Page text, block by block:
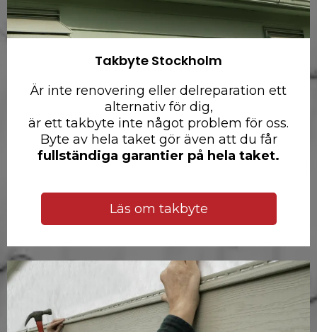
Takbyte Stockholm
Är inte renovering eller delreparation ett
alternativ för dig,
är ett takbyte inte något problem för oss.
Byte av hela taket gör även att du får
fullständiga garantier på hela taket.
Läs om takbyte